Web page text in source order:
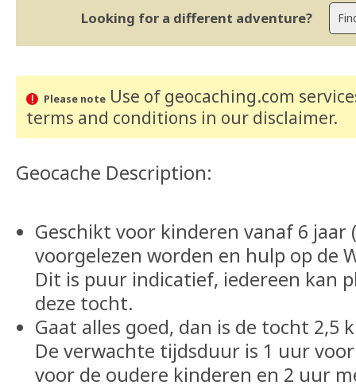
Looking for a different adventure?
Please noteUse of geocaching.com
terms and conditions in our disclaimer.
Geocache Description:
Geschikt voor kinderen vanaf 6
voorgelezen worden en hulp op de
Dit is puur indicatief, iedereen kan
deze tocht.
Gaat alles goed, dan is de tocht 2,5
De verwachte tijdsduur is 1 uur
voor de oudere kinderen en 2 uur